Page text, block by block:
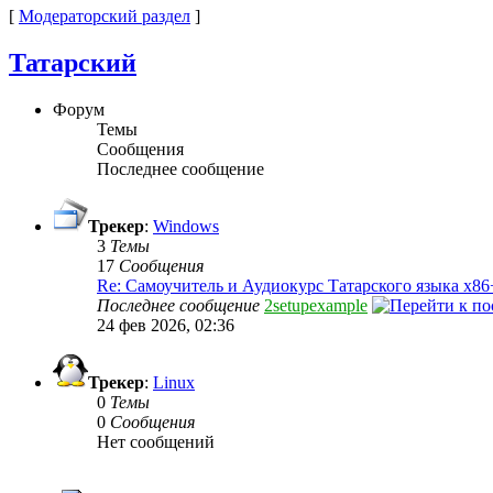
[ Модераторский раздел ]
Татарский
Форум
Темы
Сообщения
Последнее сообщение
Трекер: Windows
3 Темы
17 Сообщения
Re: Самоучитель и Аудиокурс Татарского языка
Последнее сообщение 2setupexample
24 фев 2026, 02:36
Трекер: Linux
0 Темы
0 Сообщения
Нет сообщений